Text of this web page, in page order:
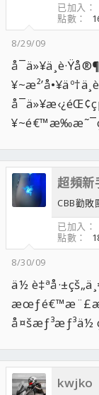
已加入
點數
8/29/09
超頻新
CBB勸敗
已加入
點數
8/30/09
ä½
å¤šæƒ³æƒ³ä½
kwjko